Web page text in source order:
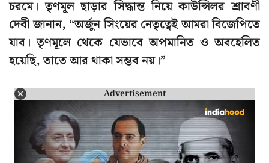
চরমে। তৃণমূল ছাড়ার সিদ্ধান্ত নিয়ে কাউন্সিলর শ্রাবণী
দেবী জানান, “অর্জুন সিংয়ের নেতৃত্বেই আমরা বিজেপিতে
যাব। তৃণমূলে থেকে যেভাবে অপমানিত ও অবহেলিত
হয়েছি, তাতে আর থাকা সম্ভব নয়।”
Advertisement